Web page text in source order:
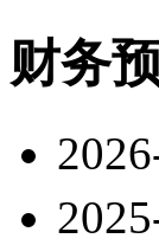
财务